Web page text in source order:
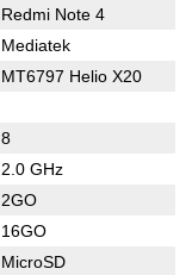
Redmi Note 4
Mediatek
MT6797 Helio X20
8
2.0 GHz
2GO
16GO
MicroSD